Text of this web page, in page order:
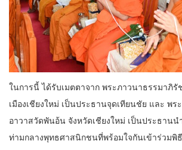
ในการนี้ ได้รับเมตตาจาก พระภาวนาธรรมาภิรั
เมืองเชียงใหม่ เป็นประธานจุดเทียนชัย และ พร
อาวาสวัดพันอ้น จังหวัดเชียงใหม่ เป็นประธาน
ท่ามกลางพุทธศาสนิกชนที่พร้อมใจกันเข้าร่วมพิ